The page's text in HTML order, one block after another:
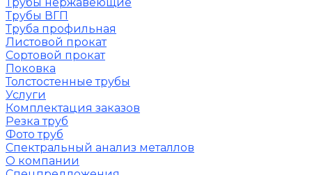
Трубы ВГП
Труба профильная
Листовой прокат
Сортовой прокат
Поковка
Толстостенные трубы
Услуги
Комплектация заказов
Резка труб
Фото труб
Спектральный анализ металлов
О компании